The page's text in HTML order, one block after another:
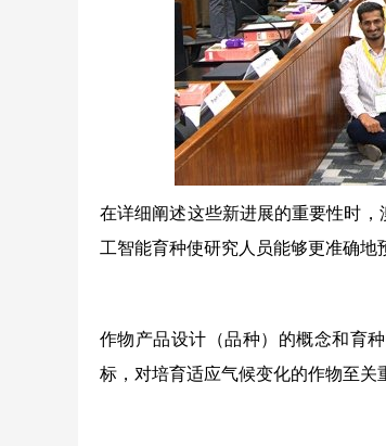
在详细阐述这些新进展的重要性时
工智能育种使研究人员能够更准确
作物产品设计（品种）的概念和育
标，对培育适应气候变化的作物至关